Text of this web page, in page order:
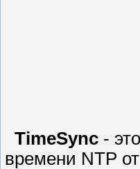
TimeSync -
времени NTP